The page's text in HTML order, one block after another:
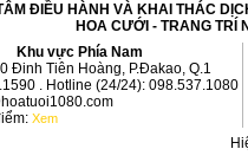
ĐIỀU HÀNH VÀ KHAI THÁC
HOA CƯỚI - TRANG TRÍ
Khu vực Phía Nam
Đinh Tiên Hoàng, P.Đakao, Q.1
. Hotline (24/24): 098.537.1080
Xem